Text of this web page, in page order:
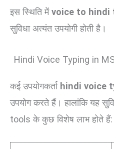
इस स्थिति मेंvoice to hindi
सुविधा अत्यंत उपयोगी होती है।
Hindi Voice Typing in
कई उपयोगकर्ता hindi voice
उपयोग करते हैं। हालांकि यह
tools के कुछ विशेष लाभ होते हैं: